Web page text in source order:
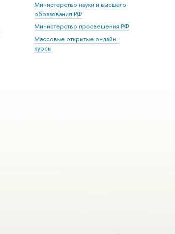
Министерство науки и высшего
образования РФ
Министерство просвещения РФ
Массовые открытые онлайн-
курсы